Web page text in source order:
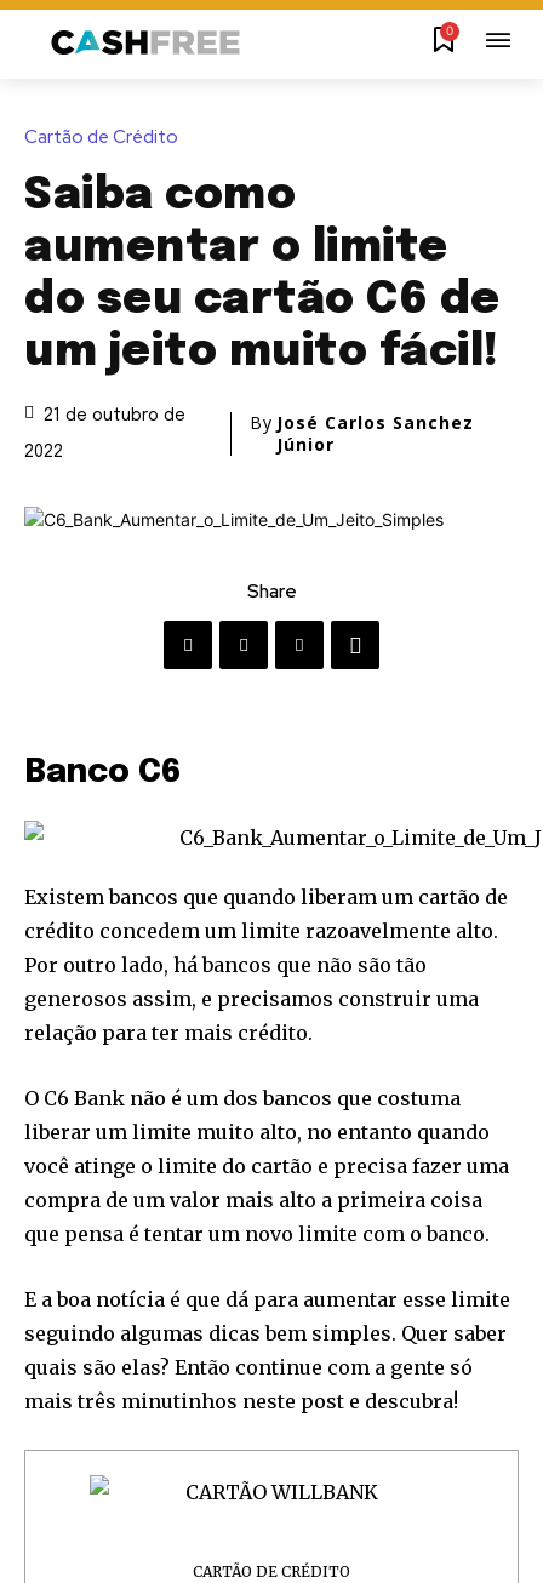
0
Cartão de Crédito
Saiba como
aumentar o limite
do seu cartão C6 de
um jeito muito fácil!
21 de outubro de
2022
By José Carlos Sanchez
Júnior
Share
Banco C6
Existem bancos que quando liberam um cartão de
crédito concedem um limite razoavelmente alto.
Por outro lado, há bancos que não são tão
generosos assim, e precisamos construir uma
relação para ter mais crédito.
O C6 Bank não é um dos bancos que costuma
liberar um limite muito alto, no entanto quando
você atinge o limite do cartão e precisa fazer uma
compra de um valor mais alto a primeira coisa
que pensa é tentar um novo limite com o banco.
E a boa notícia é que dá para aumentar esse limite
seguindo algumas dicas bem simples. Quer saber
quais são elas? Então continue com a gente só
mais três minutinhos neste post e descubra!
CARTÃO DE CRÉDITO